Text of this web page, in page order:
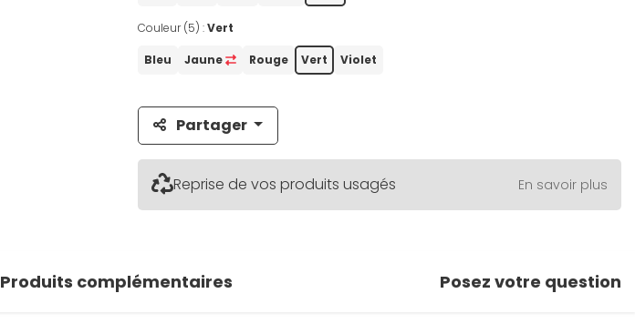
Couleur (5) :Vert
Bleu Jaune Rouge Vert Violet
Partager
Reprise de vos produits usagés En savoir plus
Produits complémentaires Posez votre question